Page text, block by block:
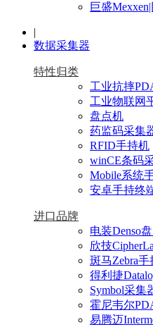
巨盛
|
数据采集器
特性归类
工业抗摔
工业物联网
盘点机
药监码采集
RFID手持机
winCE条码
Mobile系统
安卓手持终
进口品牌
电装Denso
欣技
斑马Zebra手
得利捷
Symbol采集
霍尼韦尔
易腾迈